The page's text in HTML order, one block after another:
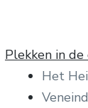
Plekken in
Het
Veneind